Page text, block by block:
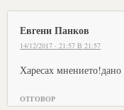
Евгени Панков
14/12/2017 · 21:57 В 21:57
Харесах мнението!дано
ОТГОВОР